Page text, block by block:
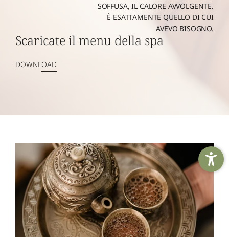
SOFFUSA, IL CALORE AVVOLGENTE.
È ESATTAMENTE QUELLO DI CUI
AVEVO BISOGNO.
Scaricate il menu della spa
DOWNLOAD